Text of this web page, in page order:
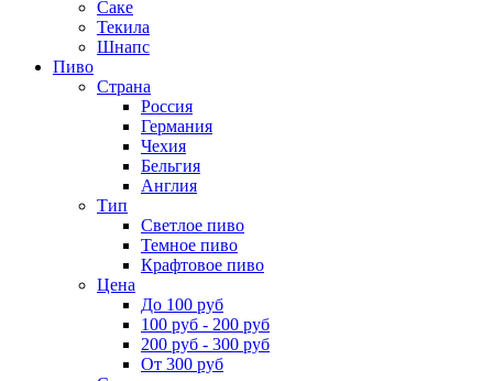
Саке
Текила
Шнапс
Пиво
Страна
Россия
Германия
Чехия
Бельгия
Англия
Тип
Светлое пиво
Темное пиво
Крафтовое пиво
Цена
До 100 руб
100 руб - 200 руб
200 руб - 300 руб
От 300 руб